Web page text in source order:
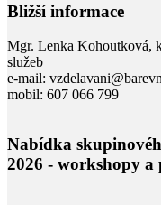
Bližší informace
Mgr. Lenka Kohoutková,
služeb
e-mail:
mobil: 607 066 799
Nabídka
2026 - workshopy a